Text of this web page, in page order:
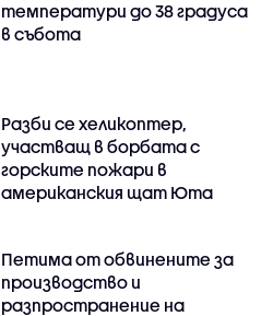
температури до 38 градуса
в събота
Разби се хеликоптер,
участващ в борбата с
горските пожари в
американския щат Юта
Петима от обвинените за
производство и
разпространение на